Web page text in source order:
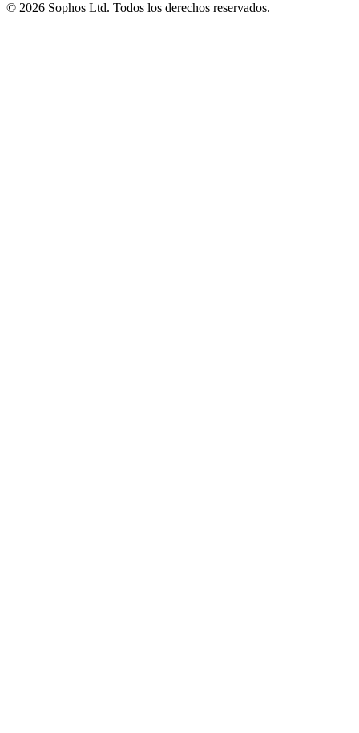
© 2026 Sophos Ltd. Todos los derechos reservados.